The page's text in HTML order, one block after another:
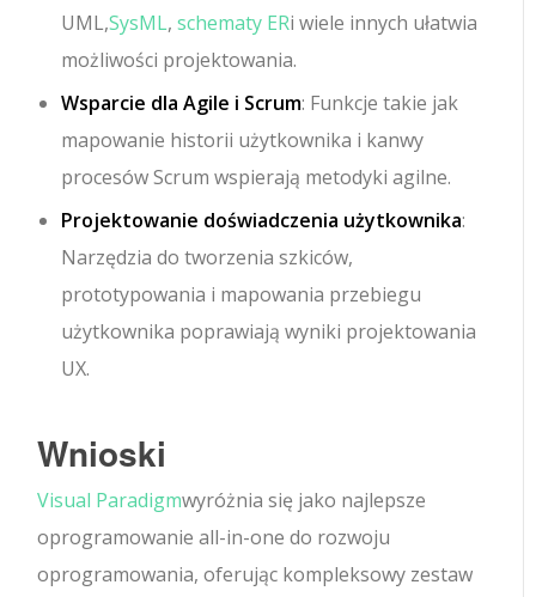
UML,SysML,schematy ERi wiele innych ułatwia
możliwości projektowania.
Wsparcie dla Agile i Scrum: Funkcje takie jak
mapowanie historii użytkownika i kanwy
procesów Scrum wspierają metodyki agilne.
Projektowanie doświadczenia użytkownika:
Narzędzia do tworzenia szkiców,
prototypowania i mapowania przebiegu
użytkownika poprawiają wyniki projektowania
UX.
Wnioski
Visual Paradigmwyróżnia się jako najlepsze
oprogramowanie all-in-one do rozwoju
oprogramowania, oferując kompleksowy zestaw